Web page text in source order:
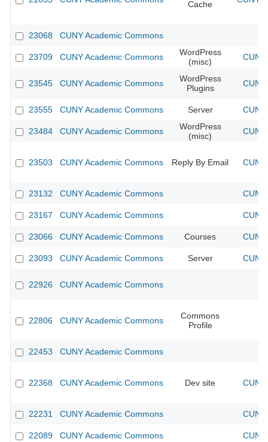
Cache
23068 CUNY Academic Commons
23709 CUNY Academic Commons
WordPress
(misc)
23545 CUNY Academic Commons
WordPress
Plugins
23555 CUNY Academic Commons Server
23484 CUNY Academic Commons
WordPress
(misc)
23503 CUNY Academic Commons Reply By Email
23132 CUNY Academic Commons
23167 CUNY Academic Commons
23066 CUNY Academic Commons Courses
23093 CUNY Academic Commons Server
22926 CUNY Academic Commons
22806 CUNY Academic Commons
Commons
Profile
22453 CUNY Academic Commons
22368 CUNY Academic Commons Dev site
22231 CUNY Academic Commons
22089 CUNY Academic Commons